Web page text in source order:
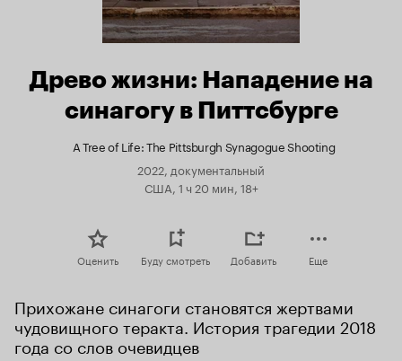
Древо жизни: Нападение на
синагогу в Питтсбурге
A Tree of Life: The Pittsburgh Synagogue Shooting
2022, документальный
США, 1 ч 20 мин, 18+
Оценить Буду смотреть Добавить Еще
Прихожане синагоги становятся жертвами
чудовищного теракта. История трагедии 2018
года со слов очевидцев